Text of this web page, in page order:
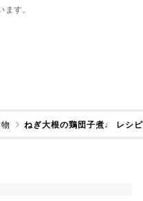
す。
ねぎ大根の鶏団子煮♩ レシ